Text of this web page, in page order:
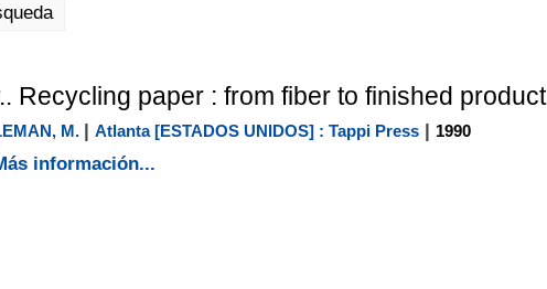
Recycling paper : from fiber to finished product
M. | Atlanta [ESTADOS UNIDOS] : Tappi Press| 1990
información...